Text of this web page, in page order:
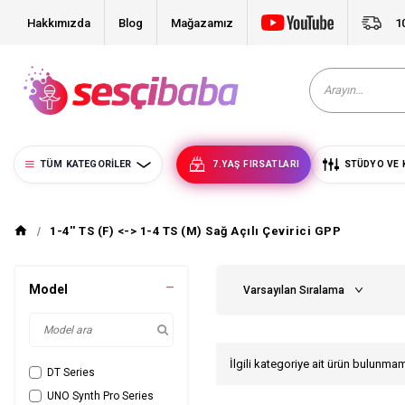
Hakkımızda Blog Mağazamız
TÜM KATEGORILER 7.YAŞ FIRSATLARI STÜDYO VE
1-4'' TS (F) <-> 1-4 TS (M) Sağ Açılı Çevirici GPP
Model
DT Series
UNO Synth Pro Series
İlgili kategoriye ait ürün